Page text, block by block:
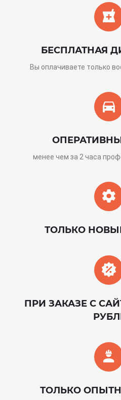
БЕСПЛАТНАЯ
Вы оплачиваете только
менее чем за 2 часа
ТОЛЬКО
ПРИ ЗАКАЗЕ С
ТОЛЬКО